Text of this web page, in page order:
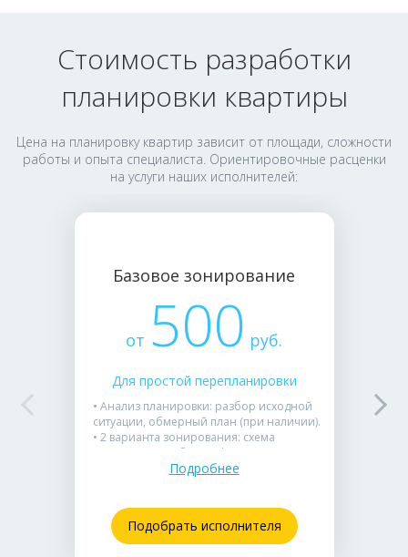
Стоимость разработки
планировки квартиры
Цена на планировку квартир зависит от площади, сложности
работы и опыта специалиста. Ориентировочные расценки
на услуги наших исполнителей:
Базовое зонирование
от 500 руб.
Для простой перепланировки
• Анализ планировки: разбор исходной
ситуации, обмерный план (при наличии).
• 2 варианта зонирования: схема
расстановки мебели и функциональных
концепции.
Подробнее
Подобрать исполнителя